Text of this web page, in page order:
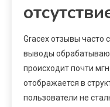
Gracex отзывы часто
выводы
происходит почти
отображается в
пользователи не